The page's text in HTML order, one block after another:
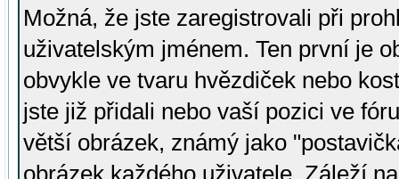
Možná, že jste zaregistrovali při
uživatelským jménem. Ten první je
obvykle ve tvaru hvězdiček nebo
jste již přidali nebo vaší pozici ve
větší obrázek, známý jako
obrázek každého uživatele. Záleží